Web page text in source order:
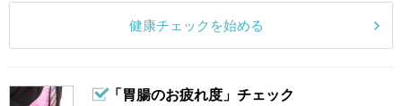
健康チェックを始める
「胃腸のお疲れ度」チェック